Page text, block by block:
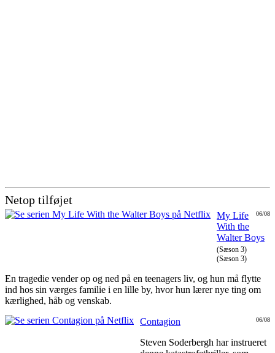
Netop tilføjet
06/08
My Life
With the
Walter Boys
(Sæson 3)
(Sæson 3)
En tragedie vender op og ned på en teenagers liv, og hun må flytte
ind hos sin værges familie i en lille by, hvor hun lærer nye ting om
kærlighed, håb og venskab.
06/08
Contagion
Steven Soderbergh har instrueret